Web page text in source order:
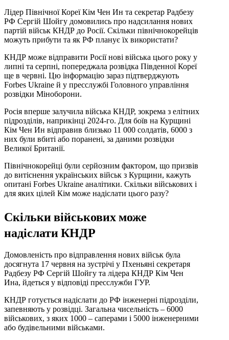
Лідер Північної Кореї Кім Чен Ин та секретар Радбезу
РФ Сергій Шойгу домовились про надсилання нових
партій військ КНДР до Росії. Скільки північнокорейців
можуть прибути та як РФ планує їх використати?
КНДР може відправити Росії нові війська цього року у
липні та серпні, попереджала розвідка Південної Кореї
ще в червні. Цю інформацію зараз підтверджують
Forbes Ukraine й у пресслужбі Головного управління
розвідки Міноборони.
Росія вперше залучила війська КНДР, зокрема з елітних
підрозділів, наприкінці 2024-го. Для боїв на Курщині
Кім Чен Ин відправив близько 11 000 солдатів, 6000 з
них були вбиті або поранені, за даними розвідки
Великої Британії.
Північнокорейці були серйозним фактором, що призвів
до витіснення українських військ з Курщини, кажуть
опитані Forbes Ukraine аналітики. Скільки військових і
для яких цілей Кім може надіслати цього разу?
Скільки військових може
надіслати КНДР
Домовленість про відправлення нових військ була
досягнута 17 червня на зустрічі у Пхеньяні секретаря
Радбезу РФ Сергій Шойгу та лідера КНДР Кім Чен
Ина, йдеться у відповіді пресслужби ГУР.
КНДР готується надіслати до РФ інженерні підрозділи,
запевняють у розвідці. Загальна чисельність – 6000
військових, з яких 1000 – саперами і 5000 інженерними
або будівельними військами.